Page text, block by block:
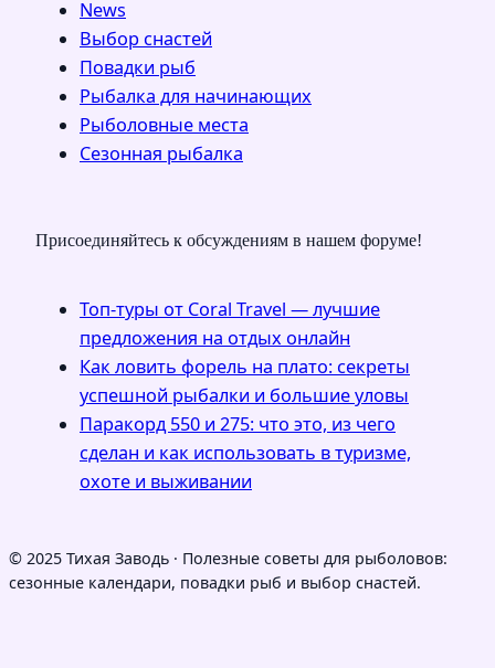
News
Выбор снастей
Повадки рыб
Рыбалка для начинающих
Рыболовные места
Сезонная рыбалка
Присоединяйтесь к обсуждениям в нашем форуме!
Топ-туры от Coral Travel — лучшие
предложения на отдых онлайн
Как ловить форель на плато: секреты
успешной рыбалки и большие уловы
Паракорд 550 и 275: что это, из чего
сделан и как использовать в туризме,
охоте и выживании
© 2025 Тихая Заводь · Полезные советы для рыболовов:
сезонные календари, повадки рыб и выбор снастей.